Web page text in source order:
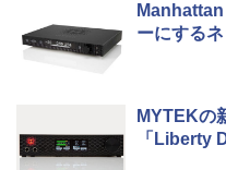
ーにする
MYTEKの
「Liberty